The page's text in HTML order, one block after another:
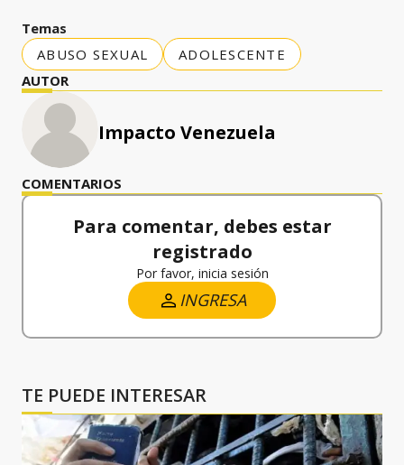
Temas
ABUSO SEXUAL
ADOLESCENTE
AUTOR
Impacto Venezuela
COMENTARIOS
Para comentar, debes estar
registrado
Por favor, inicia sesión
INGRESA
TE PUEDE INTERESAR